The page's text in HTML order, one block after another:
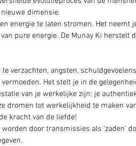
dimensie.
energie te laten stromen. Het neemt
pure energie. De Munay Ki herstelt
verzachten, angsten,
Het stelt je in de
van je werkelijke zijn; je
dromen tot werkelijkheid te maken
kracht van de liefde!
door transmissies als ‘zaden’